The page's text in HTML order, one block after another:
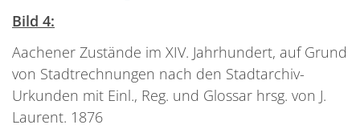
Bild 4:
Aachener Zustände im XIV. Jahrhundert, auf Grund
von Stadtrechnungen nach den Stadtarchiv-
Urkunden mit Einl., Reg. und Glossar hrsg. von J.
Laurent. 1876